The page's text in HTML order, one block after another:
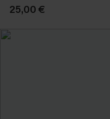
25,00 €